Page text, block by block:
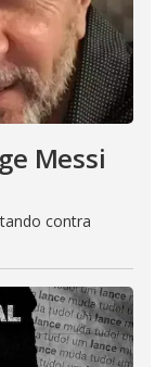
Messi
contra